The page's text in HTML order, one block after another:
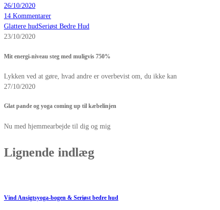
26/10/2020
14 Kommentarer
Glattere hudSeriøst Bedre Hud
23/10/2020
Mit energi-niveau steg med muligvis 750%
Lykken ved at gøre, hvad andre er overbevist om, du ikke kan
27/10/2020
Glat pande og yoga coming up til kæbelinjen
Nu med hjemmearbejde til dig og mig
Lignende indlæg
Vind Ansigtsyoga-bogen & Seriøst bedre hud